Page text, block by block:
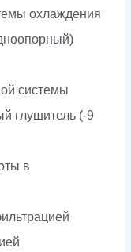
охлаждения
системы
глушитель (-9
в